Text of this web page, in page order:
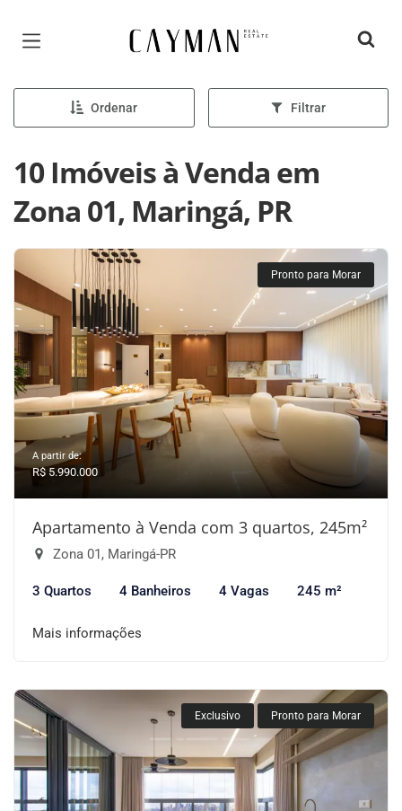
Página inicial
Ordenar Filtrar
10 Imóveis à Venda em
Zona 01, Maringá, PR
Pronto para Morar
A partir de:
R$ 5.990.000
Apartamento à Venda com 3 quartos, 245m²
Zona 01, Maringá-PR
3 Quartos 4 Banheiros 4 Vagas 245 m²
Mais informações
Exclusivo Pronto para Morar